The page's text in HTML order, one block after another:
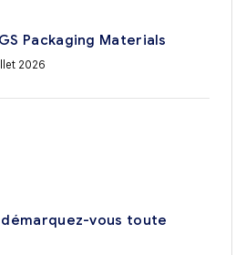
Packaging Materials
2026
vous toute